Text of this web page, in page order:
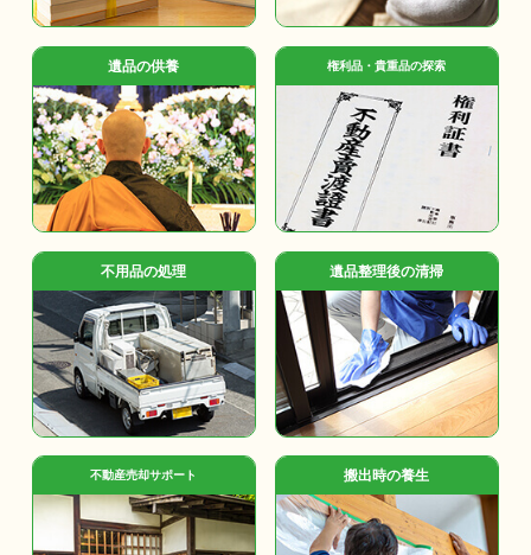
遺品の供養 権利品・貴重品の探索
不用品の処理 遺品整理後の清掃
不動産売却サポート 搬出時の養生